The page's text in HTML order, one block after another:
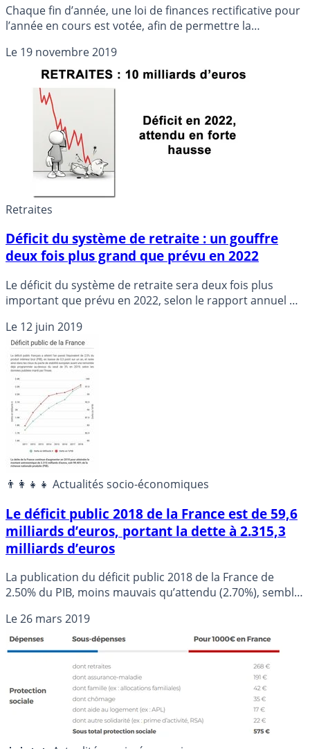
Chaque fin d’année, une loi de finances rectificative pour
l’année en cours est votée, afin de permettre la
Le budget fixé par la loi de finances de l’année
précédente n’est donc jamais respecté totalement.
Le 19 novembre 2019
Retraites
Déficit du système de retraite : un gouffre
deux fois plus grand que prévu en 2022
Le déficit du système de retraite sera deux fois plus
important que prévu en 2022, selon le rapport annuel du
croissance molle, sur laquelle tous les gouvernements
successifs se basaient afin d’espérer un équilibre à
terme. 10 milliards d’euros de déficit supplémentaires
sont donc attendus. Une entrée en matière pour une
éventuelle nouvelle réforme des retraites.
Le 12 juin 2019
👨‍👩‍👧‍👧 Actualités socio-économiques
Le déficit public 2018 de la France est de 59,6
milliards d’euros, portant la dette à 2.315,3
milliards d’euros
La publication du déficit public 2018 de la France de
2.50% du PIB, moins mauvais qu’attendu (2.70%), semble
dette du pays continue cependant de gonfler, pour
atteindre le montant astronomique de 2.315 milliards
d’euros, soit 98.40% de la production de la richesse
Le26 mars 2019